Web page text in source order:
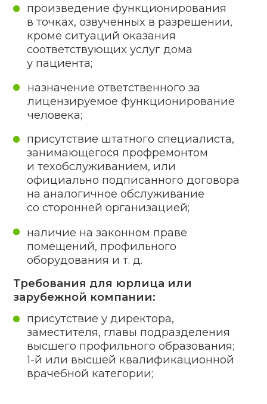
серьезного перечня достаточно тяжело,
что вполне предсказуемо, ведь
предоставление услуг в отрасли
белорусского здравоохранения
предполагает повышенную
ответственность.
Сроки выдачи
специального
разрешения и объем
государственной
пошлины